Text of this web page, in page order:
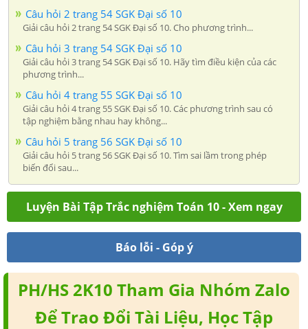
Câu hỏi 2 trang 54 SGK Đại số 10
Giải câu hỏi 2 trang 54 SGK Đại số 10. Cho phương trình...
Câu hỏi 3 trang 54 SGK Đại số 10
Giải câu hỏi 3 trang 54 SGK Đại số 10. Hãy tìm điều kiện của các
phương trình...
Câu hỏi 4 trang 55 SGK Đại số 10
Giải câu hỏi 4 trang 55 SGK Đại số 10. Các phương trình sau có
tập nghiệm bằng nhau hay không...
Câu hỏi 5 trang 56 SGK Đại số 10
Giải câu hỏi 5 trang 56 SGK Đại số 10. Tìm sai lầm trong phép
biến đổi sau...
Luyện Bài Tập Trắc nghiệm Toán 10 - Xem ngay
Báo lỗi - Góp ý
PH/HS 2K10 Tham Gia Nhóm Zalo
Để Trao Đổi Tài Liệu, Học Tập